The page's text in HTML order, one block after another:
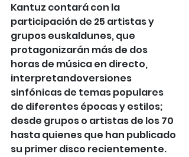
Kantuz contará con la
participación de 25 artistas y
grupos euskaldunes, que
protagonizarán más de dos
horas de música en directo,
interpretandoversiones
sinfónicas de temas populares
de diferentes épocas y estilos;
desde grupos o artistas de los 70
hasta quienes que han publicado
su primer disco recientemente.